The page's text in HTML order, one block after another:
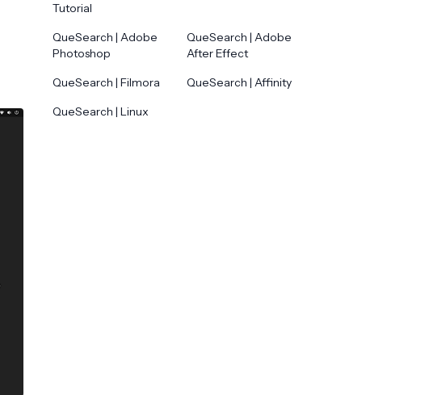
Tutorial
QueSearch | Adobe
Photoshop
QueSearch | Adobe
After Effect
QueSearch | Filmora
QueSearch | Affinity
QueSearch | Linux